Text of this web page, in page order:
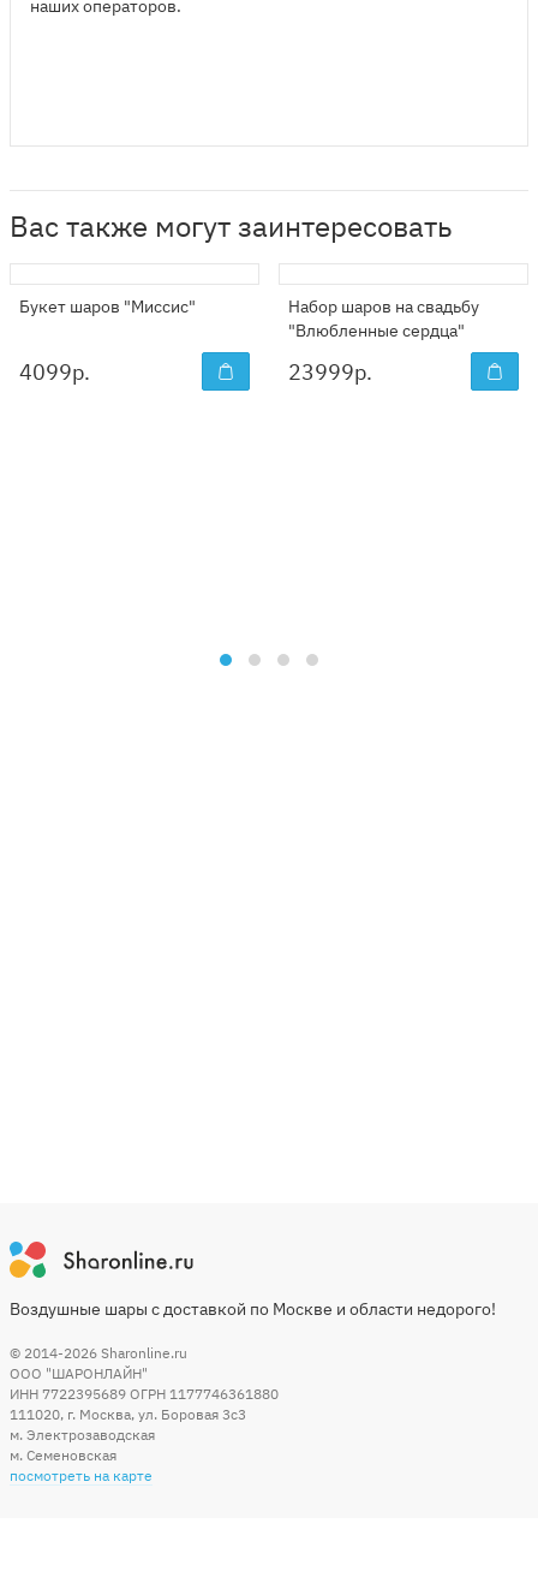
наших операторов.
Вас также могут заинтересовать
Букет шаров "Миссис"
4099р.
Набор шаров на свадьбу
"Влюбленные сердца"
23999р.
Воздушные шары с доставкой по Москве и области недорого!
© 2014-2026 Sharonline.ru
ООО "ШАРОНЛАЙН"
ИНН 7722395689 ОГРН 1177746361880
111020, г. Москва, ул. Боровая 3c3
м. Электрозаводская
м. Семеновская
посмотреть на карте